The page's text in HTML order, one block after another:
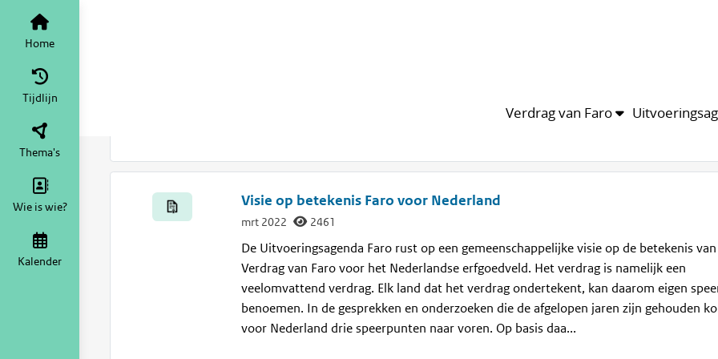
Verdrag van Faro
Home
Tijdlijn
Thema's
Wie is wie?
Kalender
Nederlandse erfgoedveld. Deze tekst is werk in uitvoering. Reacties zijn dan ook
Visie op betekenis Faro voor Nederland
mrt 2022 2461
De Uitvoeringsagenda Faro rust op een gemeenschappelijke visie op de betekenis
Verdrag van Faro voor het Nederlandse erfgoedveld. Het verdrag is namelijk een
veelomvattend verdrag. Elk land dat het verdrag ondertekent, kan daarom eigen
benoemen. In de gesprekken en onderzoeken die de afgelopen jaren zijn gehouden
voor Nederland drie speerpunten naar voren. Op basis daa...